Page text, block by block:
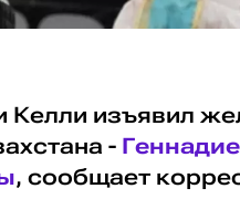
изъявил
-
, сообщает